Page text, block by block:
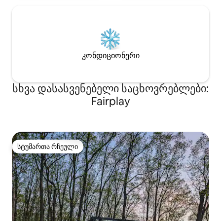
კონდიციონერი
სხვა დასასვენებელი საცხოვრებლები:
Fairplay
სტუმართა რჩეული
სტუმართა რჩეული